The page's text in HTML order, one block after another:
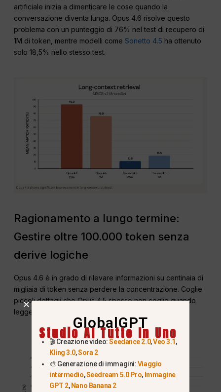
artificiale inizia a dimenticare le cose quando la
conversazione diventa lunga. Opus 4.6 risolve questo
problema con un punteggio di 76% nel test di recupero di
1M di token, mentre modelli comeSonetto 4.5 ha ottenuto
solo 18,5% nello stesso test.
Ragionamento a lungo termine:
Gestire oltre 100.000 token senza
derive logiche
Opus 4.6 è in grado di rilevare informazioni su centinaia di
migliaia di token senza perdere la concentrazione. Coglie
piccoli dettagli che Opus 4.5 spesso non coglie quando
legge file molto grandi.
GlobalGPT
Studio AI Tutto In Uno
🎬 Creazione video:Seedance 2.0,Veo 3.1,
Kling 3.0,Sora 2
🎨 Generazione di immagini:Viaggio
intermedio,Seedream 5.0 Pro, Immagine
GPT 2, Nano Banana 2